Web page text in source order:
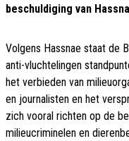
beschuldiging van
Volgens Hassnae staat de
anti-vluchtelingen
het verbieden van
en journalisten en het
zich vooral richten op de
milieucriminelen en